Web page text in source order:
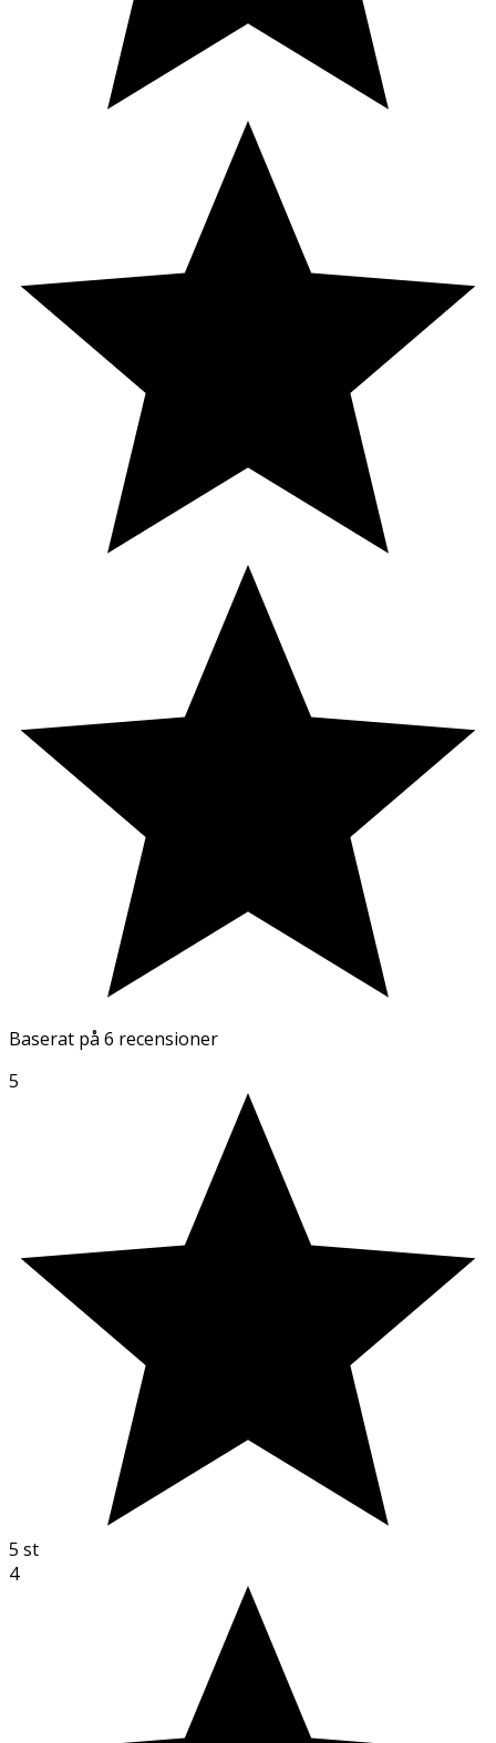
Baserat på 6 recensioner
5
5 st
4